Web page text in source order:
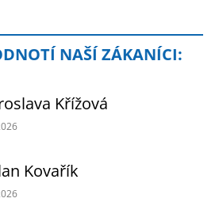
Křížová
obchodu je 5 z 5 hvězdiček.
Kovařík
obchodu je 5 z 5 hvězdiček.